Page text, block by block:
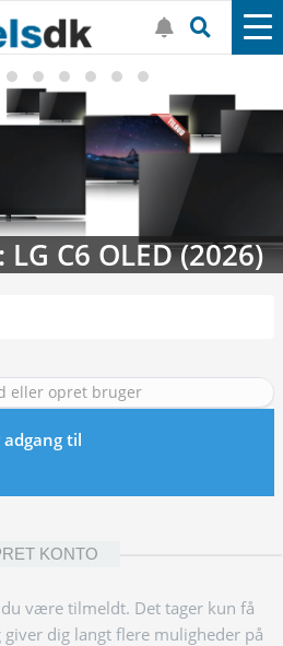
C6 OLED (2026)
eller opret bruger
til
KONTO
være tilmeldt. Det tager kun få
dig langt flere muligheder på